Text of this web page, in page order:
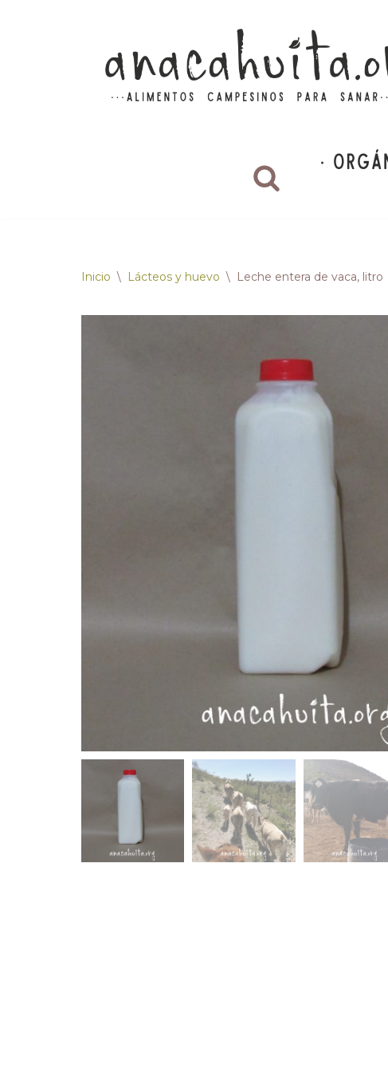
Inicio \ Lácteos y huevo \ Leche entera de vaca, litro